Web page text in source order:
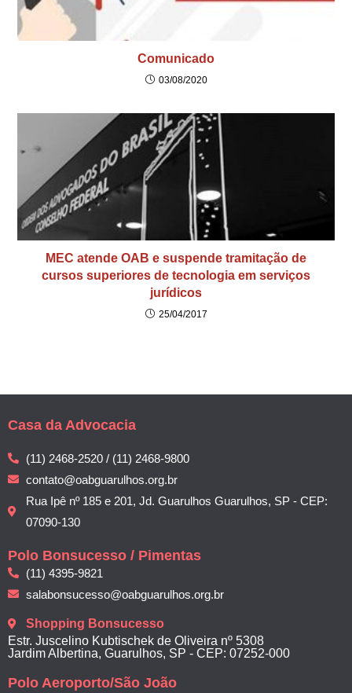
Comunicado
03/08/2020
MEC atende OAB e suspende tramitação de
cursos superiores de tecnologia em serviços
jurídicos
25/04/2017
Casa da Advocacia
(11) 2468-2520 / (11) 2468-9800
contato@oabguarulhos.org.br
Rua Ipê nº 185 e 201, Jd. Guarulhos Guarulhos, SP - CEP:
07090-130
Polo Bonsucesso / Pimentas
(11) 4395-9821
salabonsucesso@oabguarulhos.org.br
Shopping Bonsucesso
Estr. Juscelino Kubtischek de Oliveira nº 5308
Jardim Albertina, Guarulhos, SP - CEP: 07252-000
Polo Aeroporto/São João